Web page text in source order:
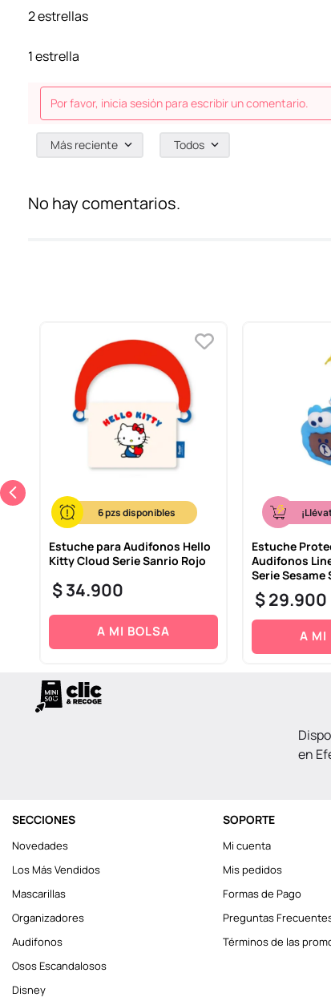
2 estrellas
1 estrella
Por favor, inicia sesión para escribir un comentario.
Más reciente Todos
No hay comentarios.
6
Estuche para Audifonos Hello
Kitty Cloud Serie Sanrio Rojo
$34.900
A MI BOLSA
Estuche
Audifonos
Serie Sesame
$29.900
A MI
en
SECCIONES
Novedades
Los Más Vendidos
Mascarillas
Organizadores
Audifonos
Osos Escandalosos
Disney
SOPORTE
Mi cuenta
Mis pedidos
Formas de Pago
Preguntas
Términos de las